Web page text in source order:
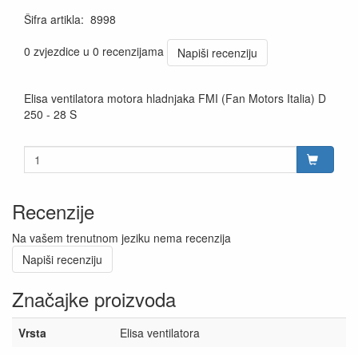
Šifra artikla: 8998
0 zvjezdice u 0 recenzijama
Napiši recenziju
Elisa ventilatora motora hladnjaka FMI (Fan Motors Italia) D
250 - 28 S
Recenzije
Na vašem trenutnom jeziku nema recenzija
Napiši recenziju
Značajke proizvoda
Vrsta Elisa ventilatora